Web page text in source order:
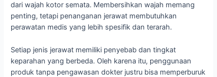
dari wajah kotor semata. Membersihkan wajah memang
penting, tetapi penanganan jerawat membutuhkan
perawatan medis yang lebih spesifik dan terarah.
Setiap jenis jerawat memiliki penyebab dan tingkat
keparahan yang berbeda. Oleh karena itu, penggunaan
produk tanpa pengawasan dokter justru bisa memperburuk